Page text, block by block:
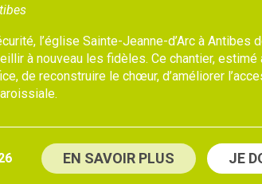
l’église Sainte-Jeanne-d’Arc à Antibes
à nouveau les fidèles. Ce chantier, estimé
de reconstruire le chœur, d’améliorer
EN SAVOIR PLUS JE